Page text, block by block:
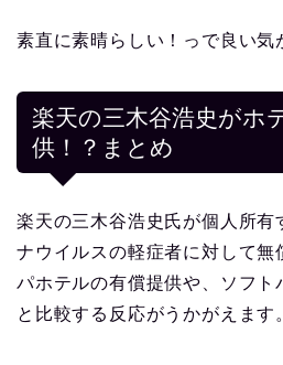
素直に素晴らしい！っで良い気
楽天の三木谷浩史がホ
供！？まとめ
楽天の三木谷浩史氏が個人所有
ナウイルスの軽症者に対して無
パホテルの有償提供や、ソフト
と比較する反応がうかがえます